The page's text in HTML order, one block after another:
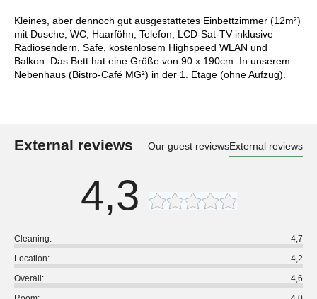
Kleines, aber dennoch gut ausgestattetes Einbettzimmer (12m²)
mit Dusche, WC, Haarföhn, Telefon, LCD-Sat-TV inklusive
Radiosendern, Safe, kostenlosem Highspeed WLAN und
Balkon. Das Bett hat eine Größe von 90 x 190cm. In unserem
Nebenhaus (Bistro-Café MG²) in der 1. Etage (ohne Aufzug).
External reviews Our guest reviewsExternal reviews
4,3
Cleaning:
4,7
Location:
4,2
Overall:
4,6